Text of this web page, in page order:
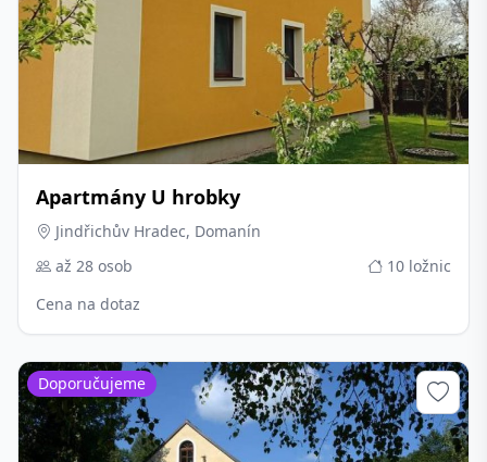
Apartmány U hrobky
Jindřichův Hradec, Domanín
až 28 osob
10 ložnic
Cena na dotaz
Doporučujeme